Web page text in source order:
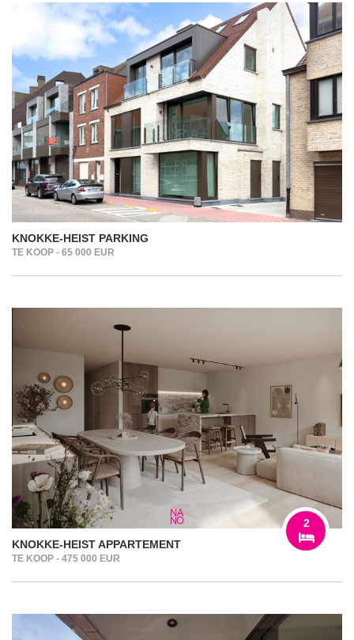
KNOKKE-HEIST PARKING
TE KOOP - 65 000 EUR
KNOKKE-HEIST APPARTEMENT
TE KOOP - 475 000 EUR
2